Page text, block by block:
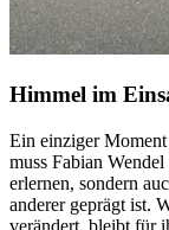
Himmel im
Ein einziger
muss Fabian
erlernen, sondern
anderer geprägt ist.
verändert, bleibt für